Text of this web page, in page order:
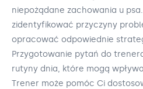
niepożądane zachowania u
zidentyfikować przyczyny
opracować odpowiednie
Przygotowanie pytań do
rutyny dnia, które mogą
Trener może pomóc Ci